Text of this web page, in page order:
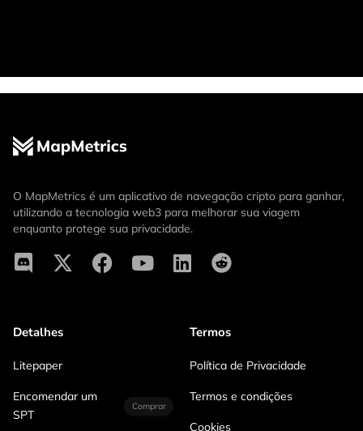
O MapMetrics é um aplicativo de navegação cripto para ganhar,
utilizando a tecnologia web3 para melhorar sua viagem
enquanto protege sua privacidade.
Detalhes
Litepaper
Encomendar um
SPT
Comprar
Termos
Política de Privacidade
Termos e condições
Cookies